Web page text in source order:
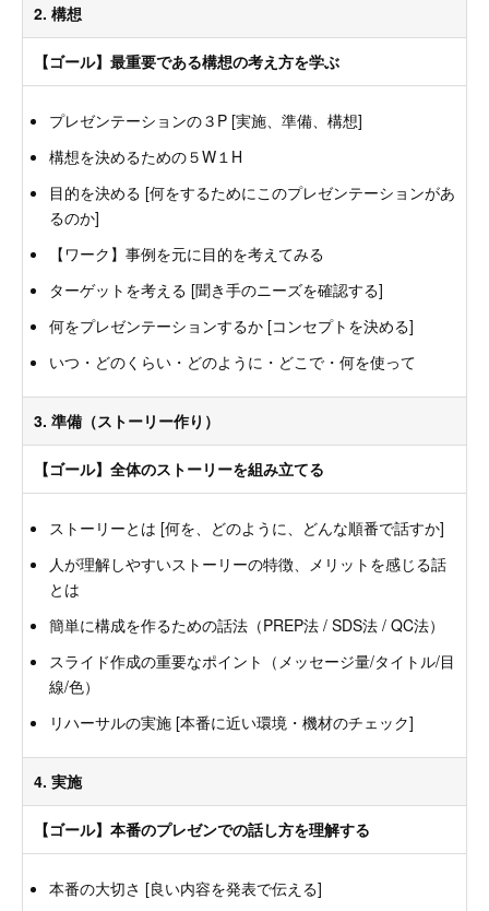
2. 構想
【ゴール】最重要である構想の考え方を学ぶ
プレゼンテーションの３P [実施、準備、構想]
構想を決めるための５W１H
目的を決める [何をするためにこのプレゼンテーションがあ
るのか]
【ワーク】事例を元に目的を考えてみる
ターゲットを考える [聞き手のニーズを確認する]
何をプレゼンテーションするか [コンセプトを決める]
いつ・どのくらい・どのように・どこで・何を使って
3. 準備（ストーリー作り）
【ゴール】全体のストーリーを組み立てる
ストーリーとは [何を、どのように、どんな順番で話すか]
人が理解しやすいストーリーの特徴、メリットを感じる話
とは
簡単に構成を作るための話法（PREP法 / SDS法 / QC法）
スライド作成の重要なポイント（メッセージ量/タイトル/目
線/色）
リハーサルの実施 [本番に近い環境・機材のチェック]
4. 実施
【ゴール】本番のプレゼンでの話し方を理解する
本番の大切さ [良い内容を発表で伝える]